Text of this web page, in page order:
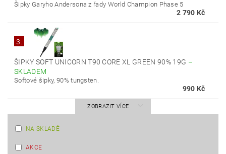
Šipky Garyho Andersona z řady World Champion Phase 5
2 790 Kč
3.
ŠIPKY SOFT UNICORN T90 CORE XL GREEN 90% 19G –
SKLADEM
Softové šipky, 90% tungsten.
990 Kč
ZOBRAZIT VÍCE
NA SKLADĚ
AKCE